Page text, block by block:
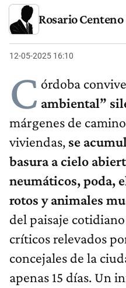
Rosario Centeno
12-05-2025 16:10
C órdoba
ambiental”
márgenes de
viviendas, se
basura a cielo
neumáticos, poda,
rotos y animales
del paisaje
críticos relevados
concejales de la
apenas 15 días. Un